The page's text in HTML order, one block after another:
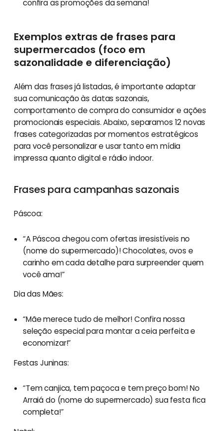
confira as promoções da semana!
Exemplos extras de frases para
supermercados (foco em
sazonalidade e diferenciação)
Além das frases já listadas, é importante adaptar
sua comunicação às datas sazonais,
comportamento de compra do consumidor e ações
promocionais especiais. Abaixo, separamos 12 novas
frases categorizadas por momentos estratégicos
para você personalizar e usar tanto em mídia
impressa quanto digital e rádio indoor.
Frases para campanhas sazonais
Páscoa:
“A Páscoa chegou com ofertas irresistíveis no
(nome do supermercado)! Chocolates, ovos e
carinho em cada detalhe para surpreender quem
você ama!”
Dia das Mães:
“Mãe merece tudo de melhor! Confira nossa
seleção especial para montar a ceia perfeita e
economizar!”
Festas Juninas:
“Tem canjica, tem paçoca e tem preço bom! No
Arraiá do (nome do supermercado) sua festa fica
completa!”